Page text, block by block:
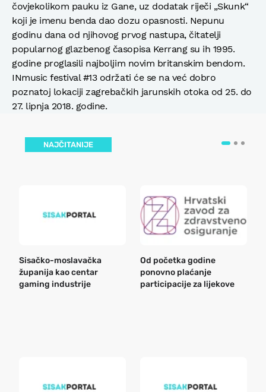
čovjekolikom pauku iz Gane, uz dodatak riječi „Skunk“
koji je imenu benda dao dozu opasnosti. Nepunu
godinu dana od njihovog prvog nastupa, čitatelji
popularnog glazbenog časopisa Kerrang su ih 1995.
godine proglasili najboljim novim britanskim bendom.
INmusic festival #13 održati će se na već dobro
poznatoj lokaciji zagrebačkih jarunskih otoka od 25. do
27. lipnja 2018. godine.
NAJČITANIJE
Sisačko-moslavačka
županija kao centar
gaming industrije
Od početka godine
ponovno plaćanje
participacije za lijekove